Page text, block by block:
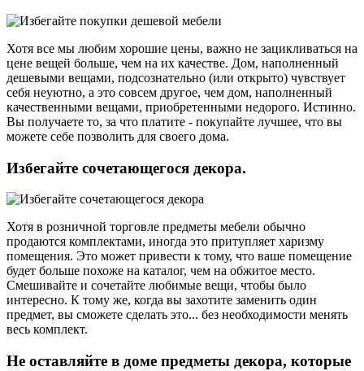
Хотя все мы любим хорошие цены, важно не зацикливаться на
цене вещей больше, чем на их качестве. Дом, наполненный
дешевыми вещами, подсознательно (или открыто) чувствует
себя неуютно, а это совсем другое, чем дом, наполненный
качественными вещами, приобретенными недорого. Истинно.
Вы получаете то, за что платите - покупайте лучшее, что вы
можете себе позволить для своего дома.
Избегайте сочетающегося декора.
Хотя в розничной торговле предметы мебели обычно
продаются комплектами, иногда это притупляет харизму
помещения. Это может привести к тому, что ваше помещение
будет больше похоже на каталог, чем на обжитое место.
Смешивайте и сочетайте любимые вещи, чтобы было
интересно. К тому же, когда вы захотите заменить один
предмет, вы сможете сделать это... без необходимости менять
весь комплект.
Не оставляйте в доме предметы декора, которые